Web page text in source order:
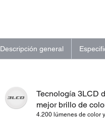
Descripción general
Tecnología 3LCD
mejor brillo de
4.200 lúmenes de color